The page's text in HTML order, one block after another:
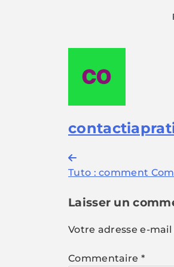
Navigation
de
l’article
Tuto : comment
Laisser un
Votre adresse e-
Commentaire *